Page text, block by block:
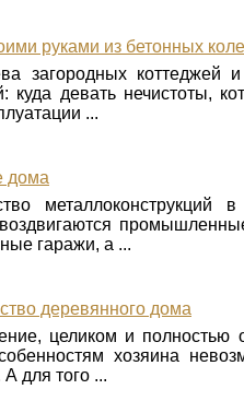
руками из бетонных
загородных коттеджей
куда девать нечистоты,
...
дома
гаражи, а ...
деревянного дома
целиком и
хозяина
А для того ...